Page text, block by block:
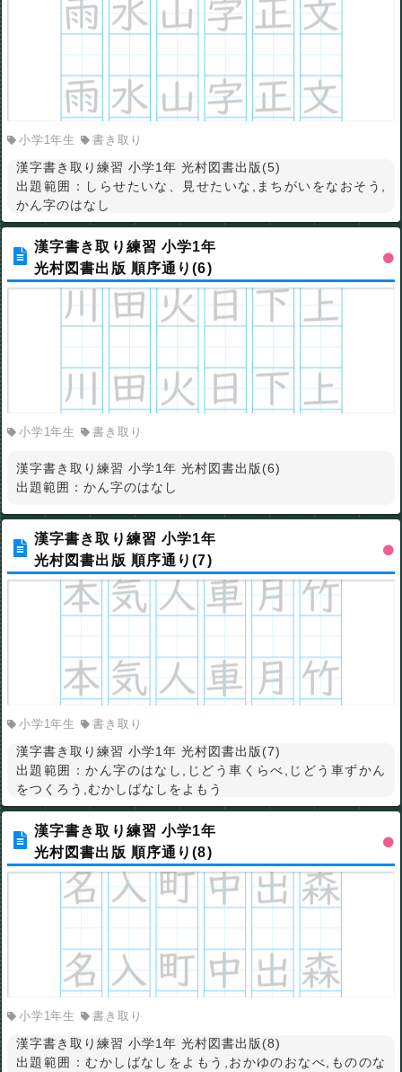
小学1年生 書き取り
漢字書き取り練習 小学1年 光村図書出版(5)
出題範囲：しらせたいな、見せたいな,まちがいをなおそう,
かん字のはなし
漢字書き取り練習 小学1年
光村図書出版 順序通り(6)
小学1年生 書き取り
漢字書き取り練習 小学1年 光村図書出版(6)
出題範囲：かん字のはなし
漢字書き取り練習 小学1年
光村図書出版 順序通り(7)
小学1年生 書き取り
漢字書き取り練習 小学1年 光村図書出版(7)
出題範囲：かん字のはなし,じどう車くらべ,じどう車ずかん
をつくろう,むかしばなしをよもう
漢字書き取り練習 小学1年
光村図書出版 順序通り(8)
小学1年生 書き取り
漢字書き取り練習 小学1年 光村図書出版(8)
出題範囲：むかしばなしをよもう,おかゆのおなべ,もののな